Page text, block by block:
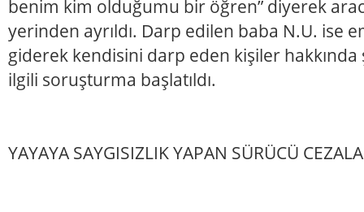
benim kim olduğumu bir öğren” diyerek
yerinden ayrıldı. Darp edilen baba N.U. ise
giderek kendisini darp eden kişiler
ilgili soruşturma başlatıldı.
YAYAYA SAYGISIZLIK YAPAN SÜRÜCÜ